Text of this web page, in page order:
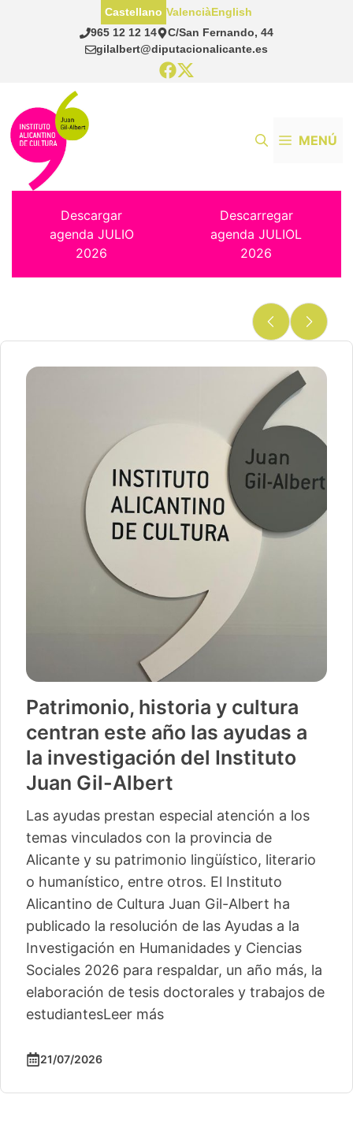
965 12 12 14
C/San Fernando, 44
gilalbert@diputacionalicante.es
Castellano ValenciàEnglish
MENÚ
Descargar
agenda JULIO
2026
Descarregar
agenda JULIOL
2026
Patrimonio, historia y cultura
centran este año las ayudas a
la investigación del Instituto
Juan Gil-Albert
Las ayudas prestan especial atención a los
temas vinculados con la provincia de
Alicante y su patrimonio lingüístico, literario
o humanístico, entre otros. El Instituto
Alicantino de Cultura Juan Gil-Albert ha
publicado la resolución de las Ayudas a la
Investigación en Humanidades y Ciencias
Sociales 2026 para respaldar, un año más, la
elaboración de tesis doctorales y trabajos de
estudiantesLeer más
21/07/2026